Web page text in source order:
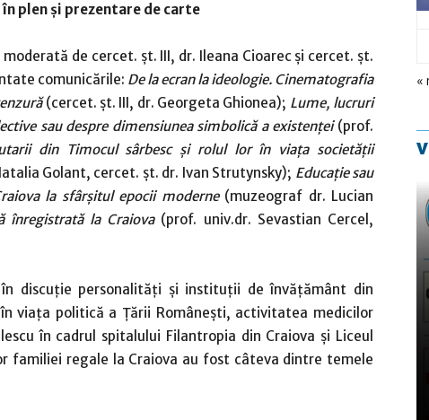
plen și prezentare de carte
de cercet. șt. III, dr. Ileana Cioarec și cercet. șt.
comunicările: De la ecran la ideologie. Cinematografia
(cercet. șt. III, dr. Georgeta Ghionea); Lume, lucruri
sau despre dimensiunea simbolică a existenței(prof.
din Timocul sârbesc și rolul lor în viaţa societăţii
Golant, cercet. șt. dr. Ivan Strutynsky); Educație sau
la sfârșitul epocii moderne(muzeograf dr. Lucian
înregistrată la Craiova(prof. univ.dr. Sevastian Cercel,
discuție personalități și instituții de învățământ din
viața politică a Țării Românești, activitatea medicilor
în cadrul spitalului Filantropia din Craiova și Liceul
familiei regale la Craiova au fost câteva dintre temele
«